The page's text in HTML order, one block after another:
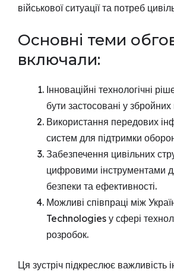
військової ситуації та потреб
Основні теми
включали:
Інноваційні технологічні
бути застосовані у збройних
Використання передових
систем для підтримки
Забезпечення цивільних
цифровими інструментами
безпеки та ефективності.
Можливі співпраці між
Technologies у сфері
розробок.
Ця зустріч підкреслює важливість